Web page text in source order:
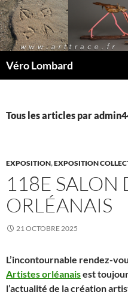
Véro Lombard
Tous les articles par
EXPOSITION,EXPOSITION
118E SALON
ORLÉANAIS
21 OCTOBRE 2025
L’incontournable rendez-
Artistes orléanaisest
l’actualité de la création